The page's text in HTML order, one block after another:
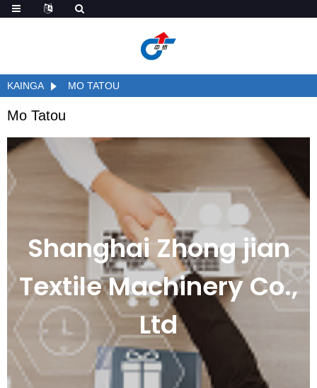
KAINGA MO TATOU
Mo Tatou
Shanghai Zhong jian
Textile Machinery Co.,
Ltd